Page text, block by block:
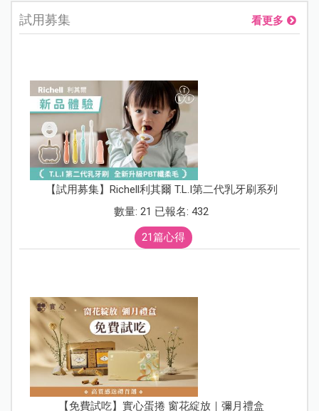
試用募集 看更多
【試用募集】Richell利其爾 T.L.I第二代乳牙刷系列
數量: 21 已報名: 432
21篇心得
【免費試吃】實心蛋捲 窗花綻放｜彌月禮盒